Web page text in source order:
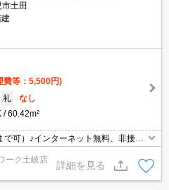
土田
費等：5,500円)
礼
なし
60.42m²
可）♪インターネット無料、非接触
、人感センサー付照明、24時間換気
駄箱、角部屋、追い焚き付き給湯
ウォークインクローゼット、ペアガ
コニー、モニターフォン、室内物干
ーク土岐店
詳細を見る